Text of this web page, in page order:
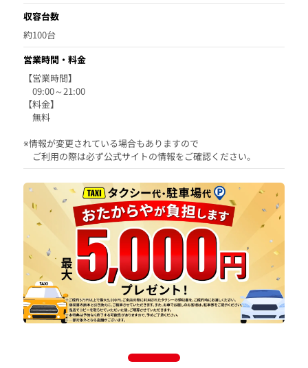
収容台数
約100台
営業時間・料金
【営業時間】
09:00～21:00
【料金】
無料
※情報が変更されている場合もありますので
ご利用の際は必ず公式サイトの情報をご確認ください。